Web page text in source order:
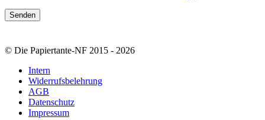
© Die Papiertante-NF 2015 - 2026
Intern
Widerrufsbelehrung
AGB
Datenschutz
Impressum